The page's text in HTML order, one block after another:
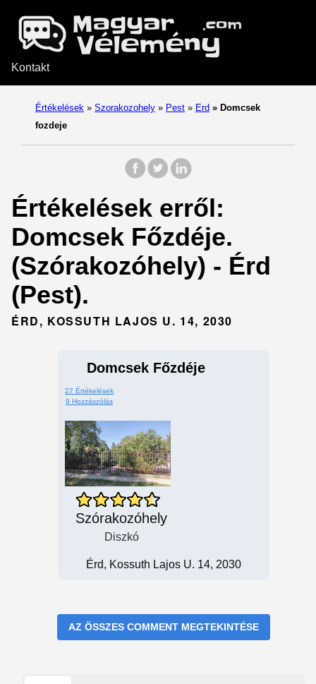
Kontakt
Értékelések » Szorakozohely » Pest » Erd » Domcsek
fozdeje
Értékelések erről:
Domcsek Főzdéje.
(Szórakozóhely) - Érd
(Pest).
ÉRD, KOSSUTH LAJOS U. 14, 2030
Domcsek Főzdéje
27 Értékelések
9 Hozzászólás
Szórakozóhely
Diszkó
Érd, Kossuth Lajos U. 14, 2030
AZ ÖSSZES COMMENT MEGTEKINTÉSE